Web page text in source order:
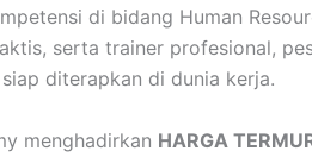
di bidang Human
serta trainer profesional,
diterapkan di dunia kerja.
menghadirkan HARGA